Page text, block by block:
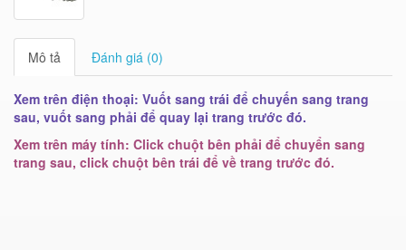
Mô tả Đánh giá (0)
Xem trên điện thoại: Vuốt sang trái để chuyến sang trang
sau, vuốt sang phải để quay lại trang trước đó.
Xem trên máy tính: Click chuột bên phải để chuyển sang
trang sau, click chuột bên trái để về trang trước đó.